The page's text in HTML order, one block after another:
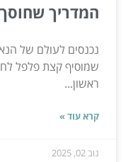
המדריך
נכנסים לעולם של
שמוסיף קצת פלפל
ראשון...
קרא עוד »
נוב 02, 2025